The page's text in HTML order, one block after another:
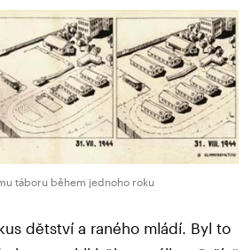
táboru během jednoho roku
dětství a raného mládí. Byl to